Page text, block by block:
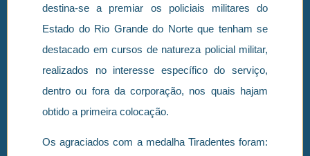
destina-se a premiar os policiais militares do
Estado do Rio Grande do Norte que tenham se
destacado em cursos de natureza policial militar,
realizados no interesse específico do serviço,
dentro ou fora da corporação, nos quais hajam
obtido a primeira colocação.
Os agraciados com a medalha Tiradentes foram: